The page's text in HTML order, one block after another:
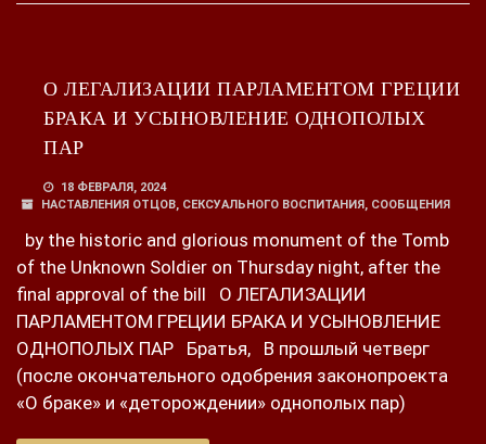
О ЛЕГАЛИЗАЦИИ ПАРЛАМЕНТОМ ГРЕЦИИ
БРАКА И УСЫНОВЛЕНИЕ ОДНОПОЛЫХ
ПАР
18 ФЕВРАЛЯ, 2024
НАСТАВЛЕНИЯ ОТЦОВ, СЕКСУАЛЬНОГО ВОСПИТАНИЯ, СООБЩЕНИЯ
by the historic and glorious monument of the Tomb
of the Unknown Soldier on Thursday night, after the
final approval of the bill О ЛЕГАЛИЗАЦИИ
ПАРЛАМЕНТОМ ГРЕЦИИ БРАКА И УСЫНОВЛЕНИЕ
ОДНОПОЛЫХ ПАР Братья, В прошлый четверг
(после окончательного одобрения законопроекта
«О браке» и «деторождении» однополых пар)